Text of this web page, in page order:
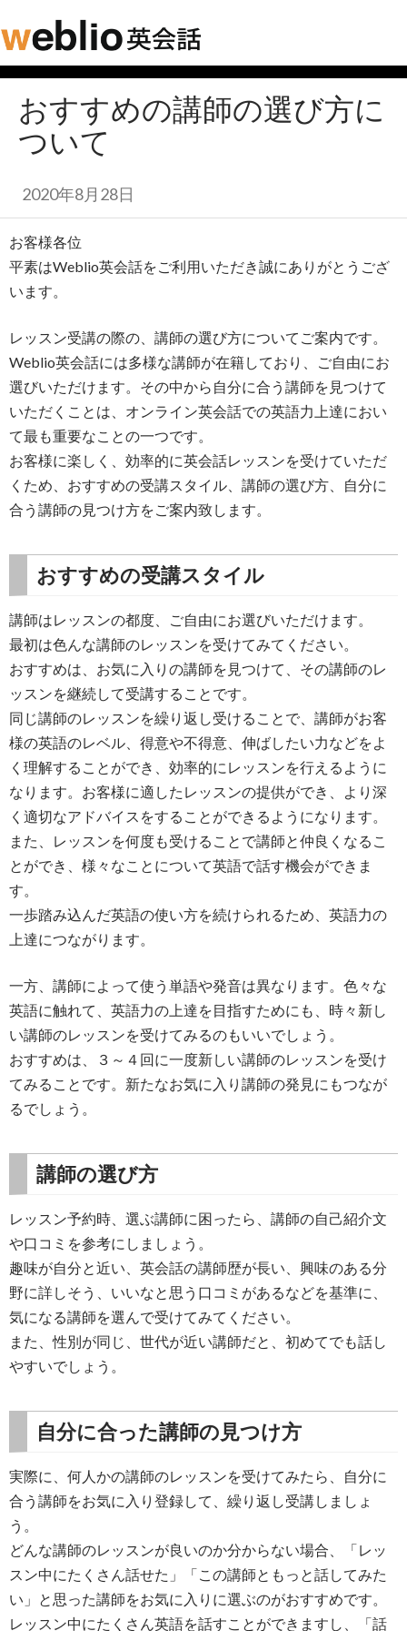
おすすめの講師の選び方に
ついて
2020年8月28日
お客様各位
平素はWeblio英会話をご利用いただき誠にありがとうござ
います。
レッスン受講の際の、講師の選び方についてご案内です。
Weblio英会話には多様な講師が在籍しており、ご自由にお
選びいただけます。その中から自分に合う講師を見つけて
いただくことは、オンライン英会話での英語力上達におい
て最も重要なことの一つです。
お客様に楽しく、効率的に英会話レッスンを受けていただ
くため、おすすめの受講スタイル、講師の選び方、自分に
合う講師の見つけ方をご案内致します。
おすすめの受講スタイル
講師はレッスンの都度、ご自由にお選びいただけます。
最初は色んな講師のレッスンを受けてみてください。
おすすめは、お気に入りの講師を見つけて、その講師のレ
ッスンを継続して受講することです。
同じ講師のレッスンを繰り返し受けることで、講師がお客
様の英語のレベル、得意や不得意、伸ばしたい力などをよ
く理解することができ、効率的にレッスンを行えるように
なります。お客様に適したレッスンの提供ができ、より深
く適切なアドバイスをすることができるようになります。
また、レッスンを何度も受けることで講師と仲良くなるこ
とができ、様々なことについて英語で話す機会ができま
す。
一歩踏み込んだ英語の使い方を続けられるため、英語力の
上達につながります。
一方、講師によって使う単語や発音は異なります。色々な
英語に触れて、英語力の上達を目指すためにも、時々新し
い講師のレッスンを受けてみるのもいいでしょう。
おすすめは、３～４回に一度新しい講師のレッスンを受け
てみることです。新たなお気に入り講師の発見にもつなが
るでしょう。
講師の選び方
レッスン予約時、選ぶ講師に困ったら、講師の自己紹介文
や口コミを参考にしましょう。
趣味が自分と近い、英会話の講師歴が長い、興味のある分
野に詳しそう、いいなと思う口コミがあるなどを基準に、
気になる講師を選んで受けてみてください。
また、性別が同じ、世代が近い講師だと、初めてでも話し
やすいでしょう。
自分に合った講師の見つけ方
実際に、何人かの講師のレッスンを受けてみたら、自分に
合う講師をお気に入り登録して、繰り返し受講しましょ
う。
どんな講師のレッスンが良いのか分からない場合、「レッ
スン中にたくさん話せた」「この講師ともっと話してみた
い」と思った講師をお気に入りに選ぶのがおすすめです。
レッスン中にたくさん英語を話すことができますし、「話